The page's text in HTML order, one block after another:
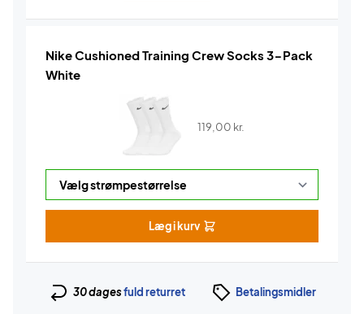
Nike Cushioned Training Crew Socks 3-Pack
White
119,00 kr.
Læg i kurv
30 dagesfuld returret Betalingsmidler